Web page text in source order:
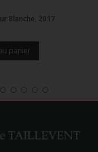
Blanche, 2017
panier